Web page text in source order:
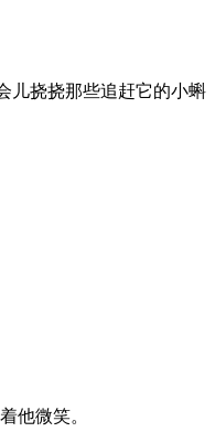
儿挠挠那些追赶它的小蝌
他微笑。